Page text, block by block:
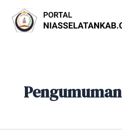
konten
Pengumuman
pagination